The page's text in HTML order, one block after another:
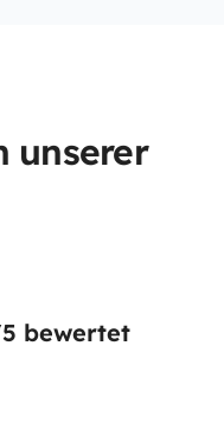
unserer
bewertet